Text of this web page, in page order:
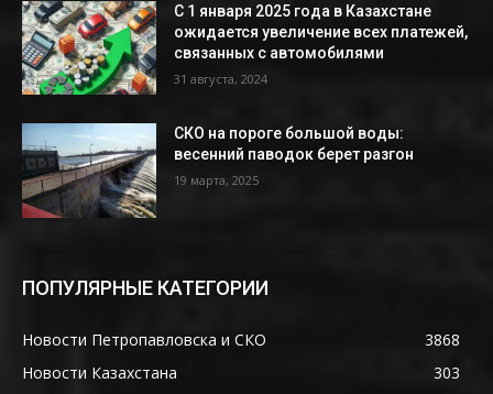
С 1 января 2025 года в Казахстане
ожидается увеличение всех платежей,
связанных с автомобилями
31 августа, 2024
СКО на пороге большой воды:
весенний паводок берет разгон
19 марта, 2025
ПОПУЛЯРНЫЕ КАТЕГОРИИ
Новости Петропавловска и СКО
3868
Новости Казахстана
303